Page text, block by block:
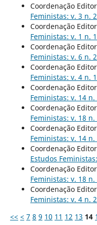
Coordenação
Feministas: v. 3 n.
Coordenação
Feministas: v. 1 n.
Coordenação
Feministas: v. 6 n.
Coordenação
Feministas: v. 4 n.
Coordenação
Feministas: v. 14 n.
Coordenação
Feministas: v. 18 n.
Coordenação
Feministas: v. 14 n.
Coordenação
Estudos
Coordenação
Feministas: v. 18 n.
Coordenação
Feministas: v. 4 n.
<< < 7 8 9 10 11 12 13 14